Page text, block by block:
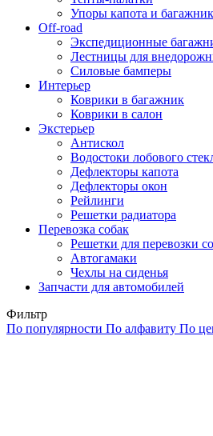
Упоры капота и
Off-road
Экспедиционные
Лестницы для
Силовые бамперы
Интерьер
Коврики в багажник
Коврики в салон
Экстерьер
Антискол
Водостоки лобового
Дефлекторы капота
Дефлекторы окон
Рейлинги
Решетки радиатора
Перевозка собак
Решетки для перевозки
Автогамаки
Чехлы на сиденья
Запчасти для автомобилей
Фильтр
По популярности По алфавиту По